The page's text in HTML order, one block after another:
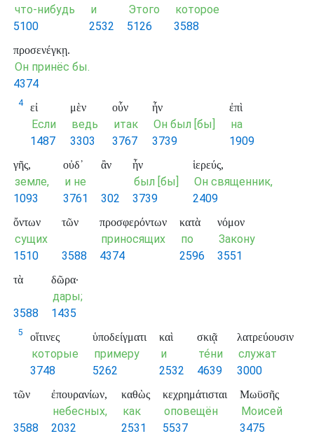
что-нибудь
5100
и
2532
Этого
5126
которое
3588
προσενέγκῃ.
Он принёс бы.
4374
4 εἰ
Если
1487
μὲν
ведь
3303
οὖν
итак
3767
ἦν
Он был [бы]
3739
ἐπὶ
на
1909
γῆς,
земле,
1093
οὐδ᾽
и не
3761
ἂν
302
ἦν
был [бы]
3739
ἱερεύς,
Он священник,
2409
ὄντων
сущих
1510
τῶν
3588
προσφερόντων
приносящих
4374
κατὰ
по
2596
νόμον
Закону
3551
τὰ
3588
δῶρα·
дары;
1435
5 οἵτινες
которые
3748
ὑποδείγματι
примеру
5262
καὶ
и
2532
σκιᾷ
те́ни
4639
λατρεύουσιν
служат
3000
τῶν
3588
ἐπουρανίων,
небесных,
2032
καθὼς
как
2531
κεχρημάτισται
оповещён
5537
Μωϋσῆς
Моисей
3475